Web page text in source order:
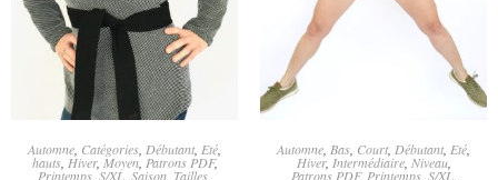
CHOIX DES OPTIONS
Automne Catégories Débutant Eté
hauts, Hiver, Moyen, Patrons PDF,
Printemps ,S/XL Saison Tailles
AJOUTER AU PANIER
Automne Bas Court Débutant Eté
Hiver, Intermédiaire, Niveau,
Patrons PDF, Printemps, S/XL,